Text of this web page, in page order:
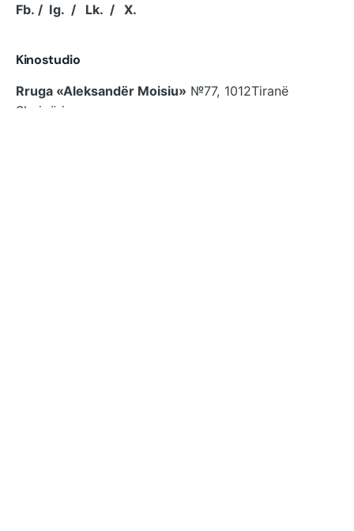
Fb. / Ig. / Lk. / X.
Kinostudio
Rruga «Aleksandër Moisiu» №77, 1012Tiranë
Shqipëri